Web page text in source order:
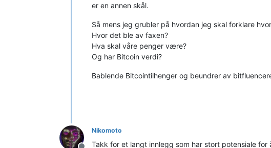
er en annen skål.
Så mens jeg grubler på hvordan jeg skal forklare
Hvor det ble av faxen?
Hva skal våre penger være?
Og har Bitcoin verdi?
Bablende Bitcointilhenger og beundrer av
Nikomoto
Takk for et langt innlegg som har stort potensiale for